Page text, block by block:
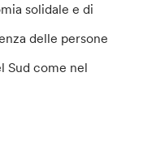
solidale e di
delle persone
Sud come nel